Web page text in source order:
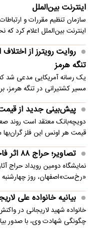
اینترنت بین‌الملل
اینترنت بین‌الملل اعلام کرد
روایت رویترز از
تنگه هرمز
یک رسانه آمریکایی مدعی شد
مسیر کشتیرانی در تنگه هرمز،
پیش‌بینی جدید از قیمت طلا؛ هر
دویچه‌بانک معتقد است روند
قیمت هر اونس این فلز گران‌بها
تصاویر؛ حراج ۸۸ اثر فاخر از عهد تیموریان تا دوره معاصر
نمایشگاه دومین رویداد حراج
«رخ‌ست»اصفهان، روز چهارشنبه (۱۴ مرداد ۱۴۰۵) در تالار هنر
بیانیه خانواده علی
خانواده شهید لاریجانی در
چگونگی شهادت وی، با صدور